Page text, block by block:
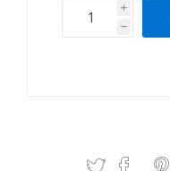
i
h
h